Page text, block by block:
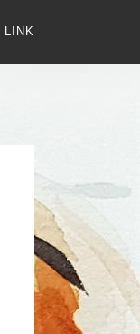
LINK